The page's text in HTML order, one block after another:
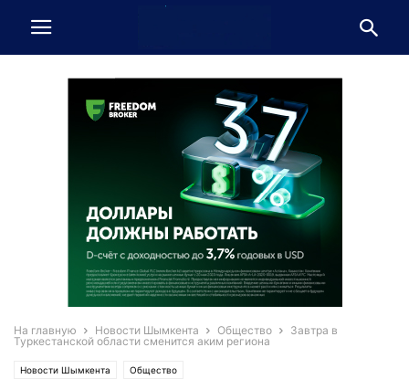
На главную Новости Шымкента Общество
Завтра в
Туркестанской области сменится аким региона
Новости Шымкента Общество